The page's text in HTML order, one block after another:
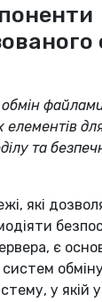
елементів
та
які
є
у якій